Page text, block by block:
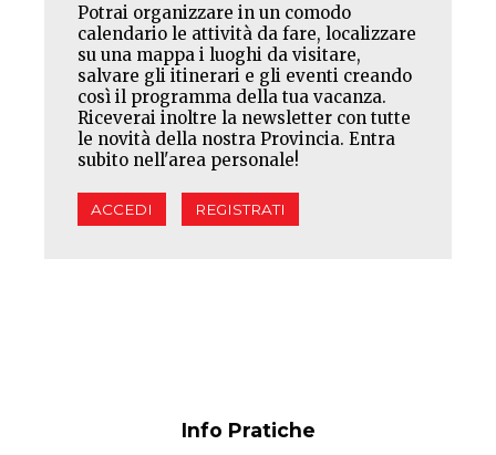
Potrai organizzare in un comodo
calendario le attività da fare, localizzare
su una mappa i luoghi da visitare,
salvare gli itinerari e gli eventi creando
così il programma della tua vacanza.
Riceverai inoltre la newsletter con tutte
le novità della nostra Provincia. Entra
subito nell'area personale!
ACCEDI REGISTRATI
Info Pratiche